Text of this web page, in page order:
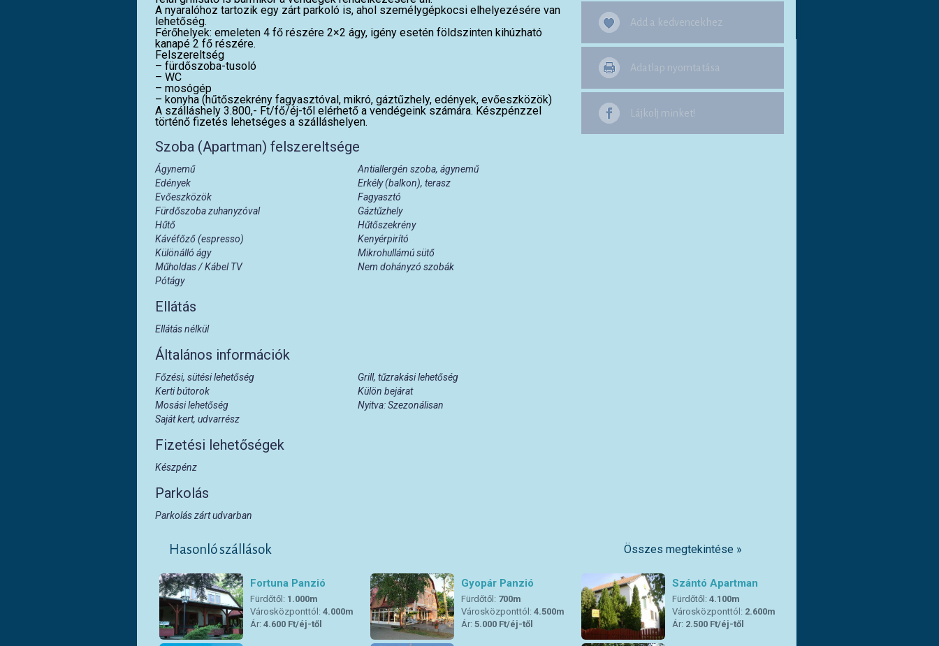
A nyaralóhoz tartozik egy zárt parkoló is, ahol személygépkocsi elhelyezésére van
lehetőség.
Férőhelyek: emeleten 4 fő részére 2×2 ágy, igény esetén földszinten kihúzható
kanapé 2 fő részére.
Felszereltség
– fürdőszoba-tusoló
– WC
– mosógép
– konyha (hűtőszekrény fagyasztóval, mikró, gáztűzhely, edények, evőeszközök)
A szálláshely 3.800,- Ft/fő/éj-től elérhető a vendégeink számára. Készpénzzel
történő fizetés lehetséges a szálláshelyen.
Szoba (Apartman) felszereltsége
Ágynemű
Antiallergén szoba, ágynemű
Edények
Erkély (balkon), terasz
Evőeszközök
Fagyasztó
Fürdőszoba zuhanyzóval
Gáztűzhely
Hűtő
Hűtőszekrény
Kávéfőző (espresso)
Kenyérpirító
Különálló ágy
Mikrohullámú sütő
Műholdas / Kábel TV
Nem dohányzó szobák
Pótágy
Ellátás
Ellátás nélkül
Általános információk
Főzési, sütési lehetőség
Grill, tűzrakási lehetőség
Kerti bútorok
Külön bejárat
Mosási lehetőség
Nyitva: Szezonálisan
Saját kert, udvarrész
Fizetési lehetőségek
Készpénz
Parkolás
Parkolás zárt udvarban
Add a kedvencekhez
Adatlap nyomtatása
Lájkolj minket!
Hasonló szállások Összes megtekintése »
Fortuna Panzió
Fürdőtől: 1.000m
Városközponttól: 4.000m
Ár: 4.600 Ft/éj-től
Gyopár Panzió
Fürdőtől: 700m
Városközponttól: 4.500m
Ár: 5.000 Ft/éj-től
Szántó Apartman
Fürdőtől: 4.100m
Városközponttól: 2.600m
Ár: 2.500 Ft/éj-től